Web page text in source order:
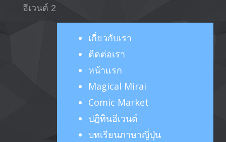
อีเวนต์ 2
เกี่ยวกับเรา
ติดต่อเรา
หน้าแรก
Magical Mirai
Comic Market
ปฏิทินอีเวนต์
บทเรียนภาษาญี่ปุ่น